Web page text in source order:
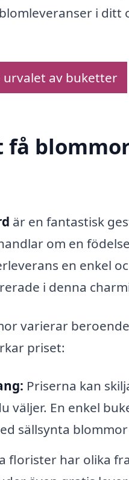
i ditt
urvalet av buketter
är en fantastisk
om en
en enkel
i denna
varierar
priset:
Priserna kan
väljer. En enkel
sällsynta
florister har olika